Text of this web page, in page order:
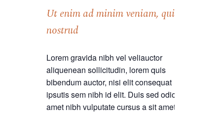
Ut enim ad minim veniam, quis
nostrud
Lorem gravida nibh vel veliauctor
aliquenean sollicitudin, lorem quis
bibendum auctor, nisi elit consequat
ipsutis sem nibh id elit. Duis sed odio sit
amet nibh vulputate cursus a sit amet